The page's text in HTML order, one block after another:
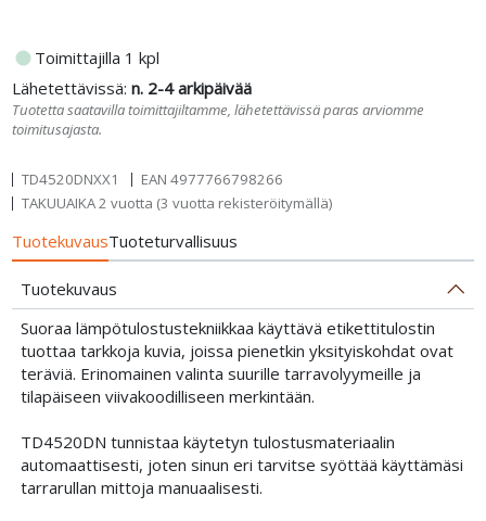
fiber_manual_record Toimittajilla 1 kpl
Lähetettävissä:n. 2-4 arkipäivää
Tuotetta saatavilla toimittajiltamme, lähetettävissä paras arviomme
toimitusajasta.
TD4520DNXX1 EAN 4977766798266
TAKUUAIKA 2 vuotta (3 vuotta rekisteröitymällä)
TuotekuvausTuoteturvallisuus
Tuotekuvaus
Suoraa lämpötulostustekniikkaa käyttävä etikettitulostin
tuottaa tarkkoja kuvia, joissa pienetkin yksityiskohdat ovat
teräviä. Erinomainen valinta suurille tarravolyymeille ja
tilapäiseen viivakoodilliseen merkintään.
TD4520DN tunnistaa käytetyn tulostusmateriaalin
automaattisesti, joten sinun eri tarvitse syöttää käyttämäsi
tarrarullan mittoja manuaalisesti.